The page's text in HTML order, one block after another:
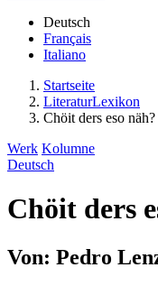
Deutsch
Français
Italiano
Startseite
LiteraturLexikon
Chöit ders eso näh?
Werk Kolumne
Deutsch
Chöit ders
Von: Pedro